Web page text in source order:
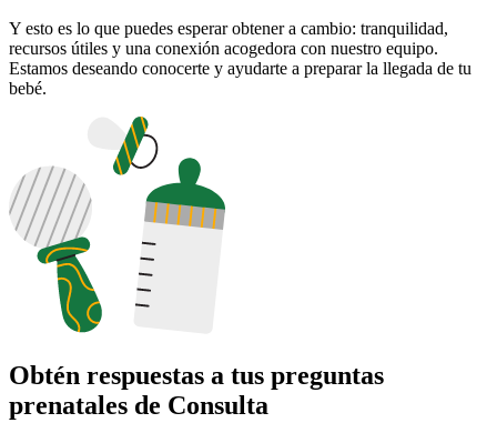
Y esto es lo que puedes esperar obtener a cambio: tranquilidad,
recursos útiles y una conexión acogedora con nuestro equipo.
Estamos deseando conocerte y ayudarte a preparar la llegada de tu
bebé.
Obtén respuestas a tus preguntas
prenatales de Consulta